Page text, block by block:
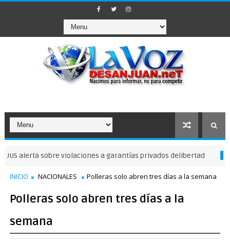
sobre violaciones a garantías privados delibertad NOTICIAS
INICIO NACIONALES Polleras solo abren tres días a la semana
Polleras solo abren tres días a la
semana